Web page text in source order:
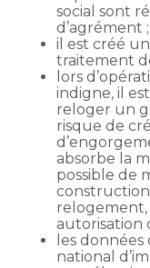
social sont
d’agrément ;
il est créé
traitement
lors
indigne, il
reloger un
risque de
absorbe la
possible de
relogement,
autorisation
les
national